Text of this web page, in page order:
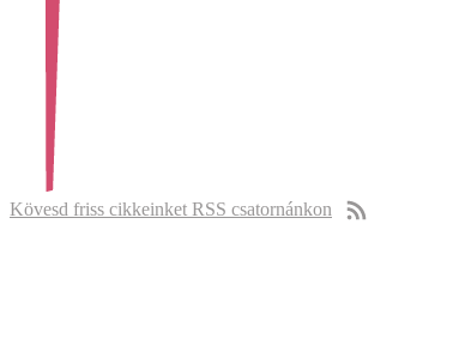
Kövesd friss cikkeinket RSS csatornánkon